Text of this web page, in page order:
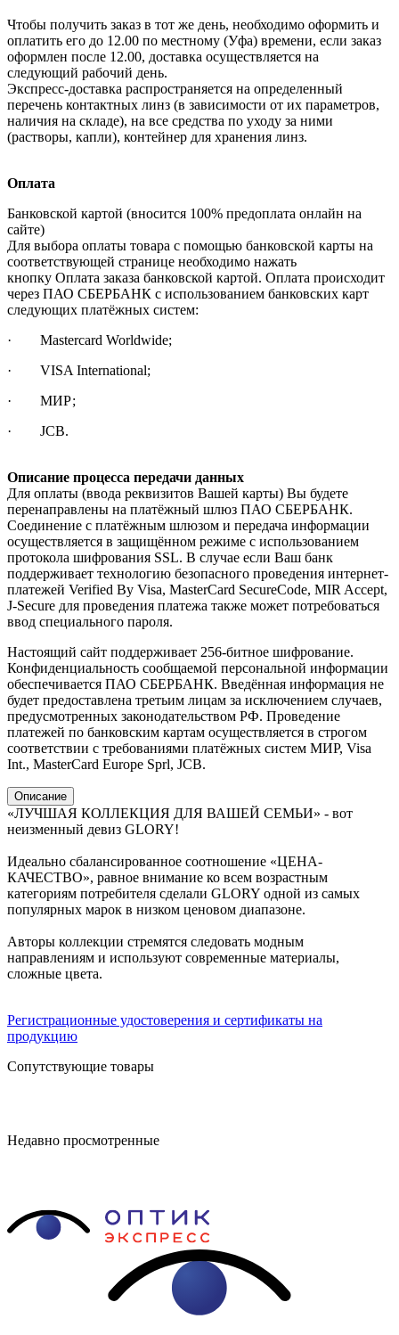
Чтобы получить заказ в тот же день, необходимо оформить и
оплатить его до 12.00 по местному (Уфа) времени, если заказ
оформлен после 12.00, доставка осуществляется на
следующий рабочий день.
Экспресс-доставка распространяется на определенный
перечень контактных линз (в зависимости от их параметров,
наличия на складе), на все средства по уходу за ними
(растворы, капли), контейнер для хранения линз.
Оплата
Банковской картой (вносится 100% предоплата онлайн на
сайте)
Для выбора оплаты товара с помощью банковской карты на
соответствующей странице необходимо нажать
кнопку Оплата заказа банковской картой. Оплата происходит
через ПАО СБЕРБАНК с использованием банковских карт
следующих платёжных систем:
· Mastercard Worldwide;
· VISA International;
· МИР;
· JCB.
Описание процесса передачи данных
Для оплаты (ввода реквизитов Вашей карты) Вы будете
перенаправлены на платёжный шлюз ПАО СБЕРБАНК.
Соединение с платёжным шлюзом и передача информации
осуществляется в защищённом режиме с использованием
протокола шифрования SSL. В случае если Ваш банк
поддерживает технологию безопасного проведения интернет-
платежей Verified By Visa, MasterCard SecureCode, MIR Accept,
J-Secure для проведения платежа также может потребоваться
ввод специального пароля.
Настоящий сайт поддерживает 256-битное шифрование.
Конфиденциальность сообщаемой персональной информации
обеспечивается ПАО СБЕРБАНК. Введённая информация не
будет предоставлена третьим лицам за исключением случаев,
предусмотренных законодательством РФ. Проведение
платежей по банковским картам осуществляется в строгом
соответствии с требованиями платёжных систем МИР, Visa
Int., MasterCard Europe Sprl, JCB.
Описание
«ЛУЧШАЯ КОЛЛЕКЦИЯ ДЛЯ ВАШЕЙ СЕМЬИ» - вот
неизменный девиз GLORY!
Идеально сбалансированное соотношение «ЦЕНА-
КАЧЕСТВО», равное внимание ко всем возрастным
категориям потребителя сделали GLORY одной из самых
популярных марок в низком ценовом диапазоне.
Авторы коллекции стремятся следовать модным
направлениям и используют современные материалы,
сложные цвета.
Регистрационные удостоверения и сертификаты на
продукцию
Сопутствующие товары
Недавно просмотренные